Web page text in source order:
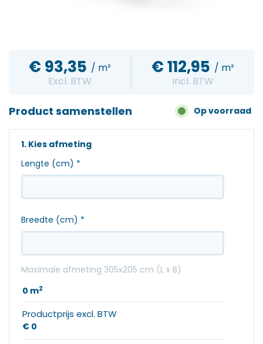
€ 93,35 / m²
Excl. BTW
€112,95 / m²
Incl. BTW
Op voorraad
Product samenstellen
1. Kies afmeting
Lengte (cm) *
Breedte (cm) *
Maximale afmeting 305x205 cm (L x B)
0 m2
Productprijs excl. BTW
€ 0